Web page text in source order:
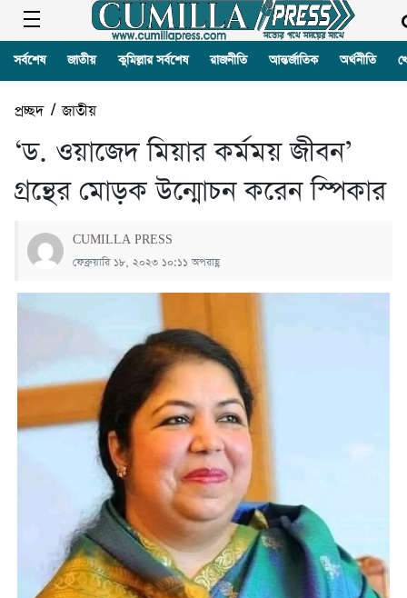
সর্বশেষ জাতীয় কুমিল্লার সর্বশেষ রাজনীতি আন্তর্জাতিক অর্থনীতি
প্রচ্ছদ/জাতীয়
‘ড. ওয়াজেদ মিয়ার কর্মময় জীবন’
গ্রন্থের মোড়ক উন্মোচন করেন স্পিকার
CUMILLA PRESS
ফেব্রুয়ারি ১৮, ২০২৩ ১০:১১ অপরাহ্ণ